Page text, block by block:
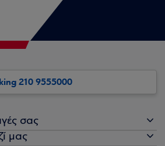
210 9555000
σας
μας